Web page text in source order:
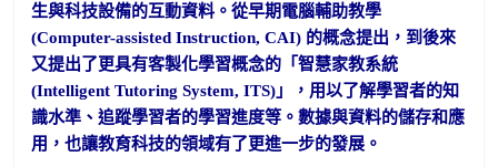
生與科技設備的互動資料。從早期電腦輔助教學
(Computer-assisted Instruction, CAI) 的概念提出，到後來
又提出了更具有客製化學習概念的「智慧家教系統
(Intelligent Tutoring System, ITS)」，用以了解學習者的知
識水準、追蹤學習者的學習進度等。數據與資料的儲存和應
用，也讓教育科技的領域有了更進一步的發展。